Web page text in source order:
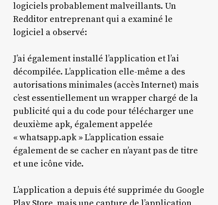
logiciels probablement malveillants. Un
Redditor entreprenant qui a examiné le
logiciel a observé:
J’ai également installé l’application et l’ai
décompilée. L’application elle-même a des
autorisations minimales (accès Internet) mais
c’est essentiellement un wrapper chargé de la
publicité qui a du code pour télécharger une
deuxième apk, également appelée
« whatsapp.apk » L’application essaie
également de se cacher en n’ayant pas de titre
et une icône vide.
L’application a depuis été supprimée du Google